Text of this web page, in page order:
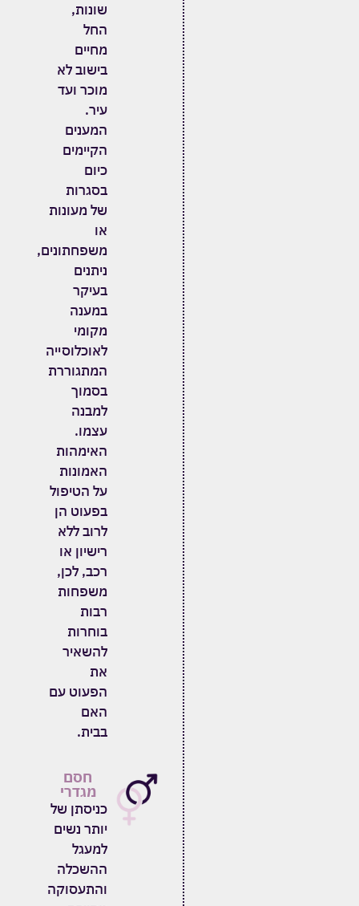
שונות,
החל
מחיים
בישוב לא
מוכר ועד
עיר.
המענים
הקיימים
כיום
בסגרות
של מעונות
או
משפחתונים,
ניתנים
בעיקר
במענה
מקומי
לאוכלוסייה
המתגוררת
בסמוך
למבנה
עצמו.
האימהות
האמונות
על הטיפול
בפעוט הן
לרוב ללא
רישיון או
רכב,לכן,
משפחות
רבות
בוחרות
להשאיר
את
הפעוט עם
האם
בבית.
חסם
מגדרי
כניסתן של
יותר נשים
למעגל
ההשכלה
והתעסוקה